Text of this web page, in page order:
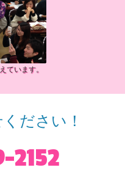
ています。
ださい！
2152